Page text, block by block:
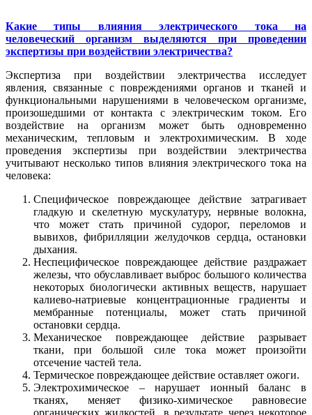
Какие типы влияния электрического тока на
человеческий организм выделяются при проведении
экспертизы при воздействии электричества?
Экспертиза при воздействии электричества исследует
явления, связанные с повреждениями органов и тканей и
функциональными нарушениями в человеческом организме,
произошедшими от контакта с электрическим током. Его
воздействие на организм может быть одновременно
механическим, тепловым и электрохимическим. В ходе
проведения экспертизы при воздействии электричества
учитывают несколько типов влияния электрического тока на
человека:
Специфическое повреждающее действие затрагивает
гладкую и скелетную мускулатуру, нервные волокна,
что может стать причиной судорог, переломов и
вывихов, фибрилляции желудочков сердца, остановки
дыхания.
Неспецифическое повреждающее действие раздражает
железы, что обуславливает выброс большого количества
некоторых биологически активных веществ, нарушает
калиево-натриевые концентрационные градиенты и
мембранные потенциалы, может стать причиной
остановки сердца.
Механическое повреждающее действие разрывает
ткани, при большой силе тока может произойти
отсечение частей тела.
Термическое повреждающее действие оставляет ожоги.
Электрохимическое – нарушает ионный баланс в
тканях, меняет физико-химическое равновесие
органических жидкостей, в результате через некоторое